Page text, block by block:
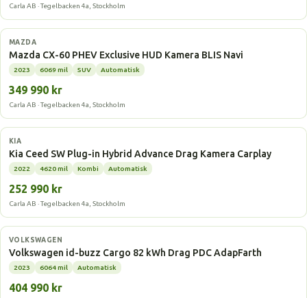
Carla AB · Tegelbacken 4a, Stockholm
Laddhybrid
MAZDA
Mazda CX-60 PHEV Exclusive HUD Kamera BLIS Navi
2023 6069 mil SUV Automatisk
349 990 kr
Carla AB · Tegelbacken 4a, Stockholm
Laddhybrid
KIA
Kia Ceed SW Plug-in Hybrid Advance Drag Kamera Carplay
2022 4620 mil Kombi Automatisk
252 990 kr
Carla AB · Tegelbacken 4a, Stockholm
Elbil
VOLKSWAGEN
Volkswagen id-buzz Cargo 82 kWh Drag PDC AdapFarth
2023 6064 mil Automatisk
404 990 kr